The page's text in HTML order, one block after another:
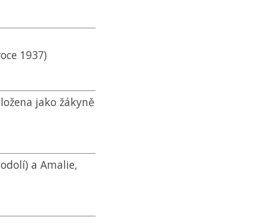
1937)
jako žákyně
a Amalie,